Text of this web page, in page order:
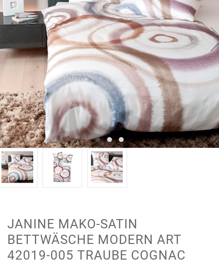
JANINE MAKO-SATIN
BETTWÄSCHE MODERN ART
42019-005 TRAUBE COGNAC